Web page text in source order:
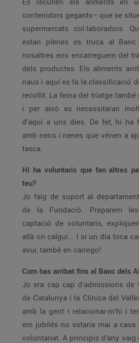
contenidors gegants– que se
supermercats col·laboradors.
estan plenes es truca al
nosaltres ens encarreguem del
dels productes. Els aliments
naus i aquí es fa la classificació
recollit. La feina del triatge
i per això es necessitaran
d’aquí a uns dies. De fet, hi ha
amb nens i nenes que vénen a
tasca.
Hi ha voluntaris que fan altres
teu?
Jo faig de suport al
de la Fundació. Preparem
captació de voluntaris,
allà on calgui... I si un dia toca
avui, també en carrego!
Com has arribat fins al Banc dels
Jo era cap cap d’admissions de
de Catalunya i la Clínica del
amb la gent i relacionar-m’hi i
em jubilés no estaria mai a
voluntariat. A principis d’any vaig